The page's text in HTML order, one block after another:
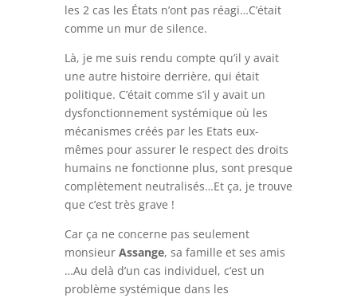
les 2 cas les États n’ont pas réagi…C’était
comme un mur de silence.
Là, je me suis rendu compte qu’il y avait
une autre histoire derrière, qui était
politique. C’était comme s’il y avait un
dysfonctionnement systémique où les
mécanismes créés par les Etats eux-
mêmes pour assurer le respect des droits
humains ne fonctionne plus, sont presque
complètement neutralisés…Et ça, je trouve
que c’est très grave !
Car ça ne concerne pas seulement
monsieur Assange, sa famille et ses amis
…Au delà d’un cas individuel, c’est un
problème systémique dans les